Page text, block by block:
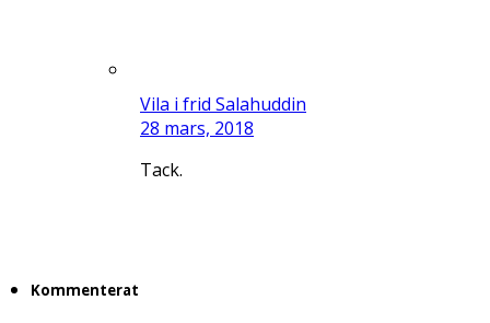
Vila i frid Salahuddin
28 mars, 2018
Tack.
Kommenterat